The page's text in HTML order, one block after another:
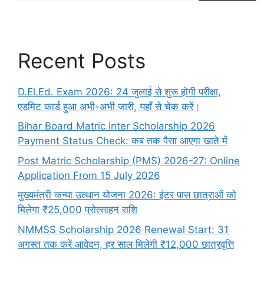
Recent Posts
D.El.Ed. Exam 2026: 24 जुलाई से शुरू होगी परीक्षा,
एडमिट कार्ड हुआ अभी-अभी जारी, यहाँ से चेक करें।
Bihar Board Matric Inter Scholarship 2026
Payment Status Check: कब तक पैसा आएगा खाते में
Post Matric Scholarship (PMS) 2026-27: Online
Application From 15 July 2026
मुख्यमंत्री कन्या उत्थान योजना 2026: इंटर पास छात्राओं को
मिलेगा ₹25,000 प्रोत्साहन राशि
NMMSS Scholarship 2026 Renewal Start: 31
अगस्त तक करें आवेदन, हर साल मिलेगी ₹12,000 छात्रवृत्ति